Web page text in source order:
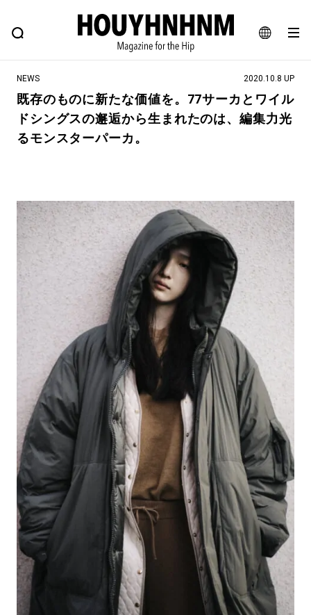
JA
EN
FEATURE BLOG SNAP
ヒップなファッション、カルチャー、ライフスタイルWEBマガジン
#注目のタグ
#NEW VINTAGE #マイナーグッド図鑑
#路地裏てぃーん。 #MONTHLY JOURNAL
#GH 銘品の所以 #フイナムのYouTube
#Commune H #FOCUS IT #AH.H
#ととけん #FASHION #MUSIC #MOVIE
#SNEAKER #OUTDOOR
#SPORTS #HANDSOME HANDBOOK
NEWS 2020.10.8 UP
既存のものに新たな価値を。77サーカとワイル
ドシングスの邂逅から生まれたのは、編集力光
るモンスターパーカ。